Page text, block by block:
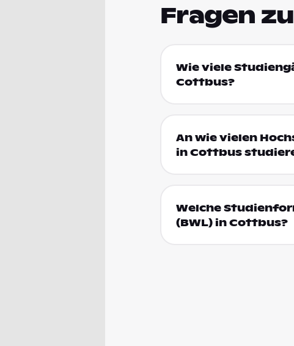
Fragen
Wie viele
Cottbus?
An wie vielen
in Cottbus
Welche
(BWL) in Cottbus?